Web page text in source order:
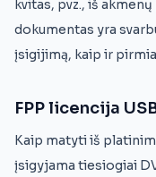
kvitas, pvz., iš
dokumentas yra
įsigijimą, kaip ir
FPP licencija
Kaip matyti iš
įsigyjama tiesiogiai